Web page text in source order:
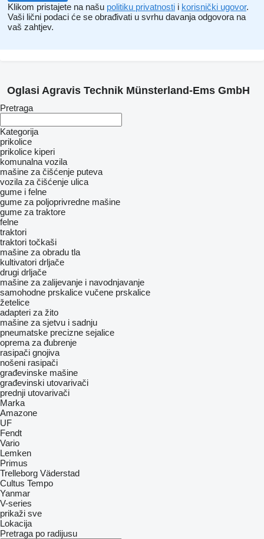
Klikom pristajete na našu politiku privatnosti i korisnički ugovor.
Vaši lični podaci će se obrađivati ​​u svrhu davanja odgovora na
vaš zahtjev.
Oglasi Agravis Technik Münsterland-Ems GmbH
Pretraga
Kategorija
prikolice
prikolice kiperi
komunalna vozila
mašine za čišćenje puteva
vozila za čišćenje ulica
gume i felne
gume za poljoprivredne mašine
gume za traktore
felne
traktori
traktori točkaši
mašine za obradu tla
kultivatori drljače
drugi drljače
mašine za zaliјеvanje i navodnjavanje
samohodne prskalice vučene prskalice
žetelice
adapteri za žito
mašine za sjetvu i sadnju
pneumatske precizne sejalice
oprema za đubrenje
rasipači gnojiva
nošeni rasipači
građevinske mašine
građevinski utovarivači
prednji utovarivači
Marka
Amazone
UF
Fendt
Vario
Lemken
Primus
Trelleborg Väderstad
Cultus Tempo
Yanmar
V-series
prikaži sve
Lokacija
Pretraga po radijusu